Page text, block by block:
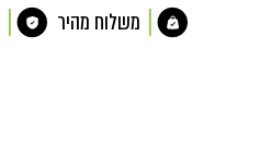
משלוח מהיר